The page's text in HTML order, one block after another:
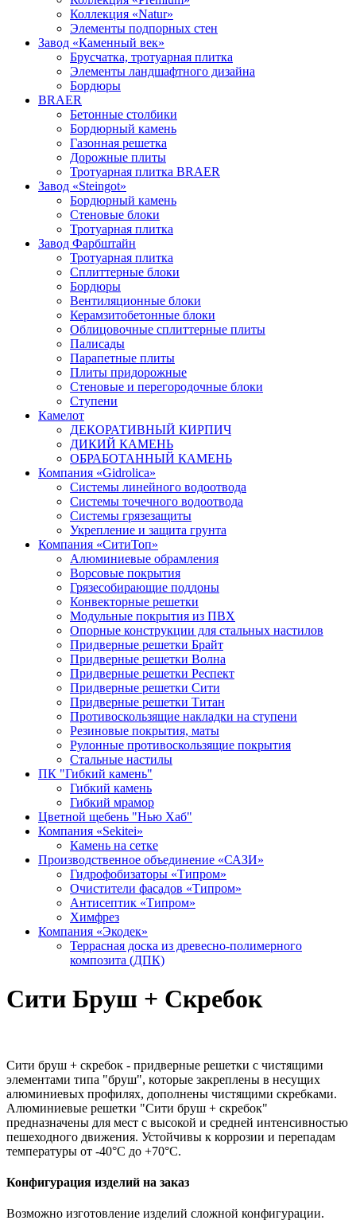
Коллекция «Natur»
Элементы подпорных стен
Завод «Каменный век»
Брусчатка, тротуарная плитка
Элементы ландшафтного дизайна
Бордюры
BRAER
Бетонные столбики
Бордюрный камень
Газонная решетка
Дорожные плиты
Тротуарная плитка BRAER
Завод «Steingot»
Бордюрный камень
Стеновые блоки
Тротуарная плитка
Завод Фарбштайн
Тротуарная плитка
Cплиттерные блоки
Бордюры
Вентиляционные блоки
Керамзитобетонные блоки
Облицовочные сплиттерные плиты
Палисады
Парапетные плиты
Плиты придорожные
Стеновые и перегородочные блоки
Ступени
Камелот
ДЕКОРАТИВНЫЙ КИРПИЧ
ДИКИЙ КАМЕНЬ
ОБРАБОТАННЫЙ КАМЕНЬ
Компания «Gidrolica»
Системы линейного водоотвода
Системы точечного водоотвода
Системы грязезащиты
Укрепление и защита грунта
Компания «СитиТоп»
Алюминиевые обрамления
Ворсовые покрытия
Грязесобирающие поддоны
Конвекторные решетки
Модульные покрытия из ПВХ
Опорные конструкции для стальных настилов
Придверные решетки Брайт
Придверные решетки Волна
Придверные решетки Респект
Придверные решетки Сити
Придверные решетки Титан
Противоскользящие накладки на ступени
Резиновые покрытия, маты
Рулонные противоскользящие покрытия
Стальные настилы
ПК "Гибкий камень"
Гибкий камень
Гибкий мрамор
Цветной щебень "Нью Хаб"
Компания «Sekitei»
Камень на сетке
Производственное объединение «САЗИ»
Гидрофобизаторы «Типром»
Очистители фасадов «Типром»
Антисептик «Типром»
Химфрез
Компания «Экодек»
Террасная доска из древесно-полимерного
композита (ДПК)
Сити Бруш + Скребок
Сити бруш + скребок - придверные решетки с чистящими
элементами типа "бруш", которые закреплены в несущих
алюминиевых профилях, дополнены чистящими скребками.
Алюминиевые решетки "Сити бруш + скребок"
предназначены для мест с высокой и средней интенсивностью
пешеходного движения. Устойчивы к коррозии и перепадам
температуры от -40°С до +70°С.
Конфигурация изделий на заказ
Возможно изготовление изделий сложной конфигурации.